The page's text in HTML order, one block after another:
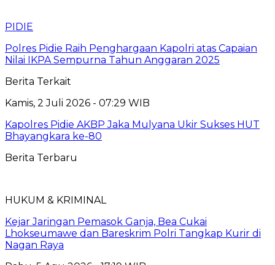
PIDIE
Polres Pidie Raih Penghargaan Kapolri atas Capaian
Nilai IKPA Sempurna Tahun Anggaran 2025
Berita Terkait
Kamis, 2 Juli 2026 - 07:29 WIB
Kapolres Pidie AKBP Jaka Mulyana Ukir Sukses HUT
Bhayangkara ke-80
Berita Terbaru
HUKUM & KRIMINAL
Kejar Jaringan Pemasok Ganja, Bea Cukai
Lhokseumawe dan Bareskrim Polri Tangkap Kurir di
Nagan Raya